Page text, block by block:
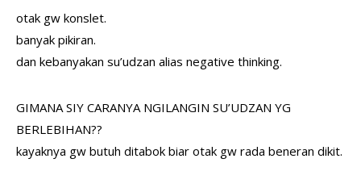
otak gw konslet.
banyak pikiran.
dan kebanyakan su’udzan alias negative thinking.
GIMANA SIY CARANYA NGILANGIN SU’UDZAN YG
BERLEBIHAN??
kayaknya gw butuh ditabok biar otak gw rada beneran dikit.